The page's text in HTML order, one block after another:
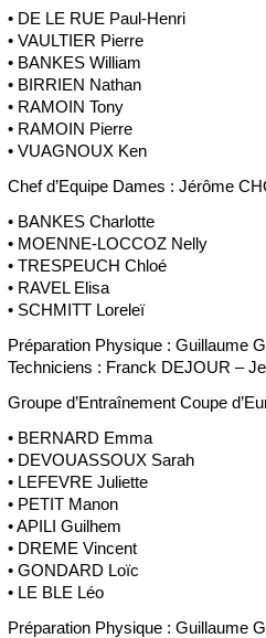
• DE LE RUE Paul-Henri
• VAULTIER Pierre
• BANKES William
• BIRRIEN Nathan
• RAMOIN Tony
• RAMOIN Pierre
• VUAGNOUX Ken
Chef d’Equipe Dames : Jérôme
• BANKES Charlotte
• MOENNE-LOCCOZ Nelly
• TRESPEUCH Chloé
• RAVEL Elisa
• SCHMITT Loreleï
Préparation Physique : Guillaume
Techniciens : Franck DEJOUR –
Groupe d’Entraînement Coupe
• BERNARD Emma
• DEVOUASSOUX Sarah
• LEFEVRE Juliette
• PETIT Manon
• APILI Guilhem
• DREME Vincent
• GONDARD Loïc
• LE BLE Léo
Préparation Physique : Guillaume